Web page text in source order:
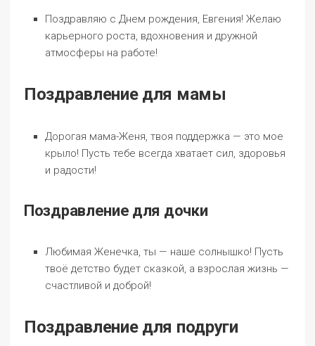
Поздравляю с Днем рождения, Евгения! Желаю
карьерного роста, вдохновения и дружной
атмосферы на работе!
Поздравление для мамы
Дорогая мама-Женя, твоя поддержка — это мое
крыло! Пусть тебе всегда хватает сил, здоровья
и радости!
Поздравление для дочки
Любимая Женечка, ты — наше солнышко! Пусть
твоё детство будет сказкой, а взрослая жизнь —
счастливой и доброй!
Поздравление для подруги